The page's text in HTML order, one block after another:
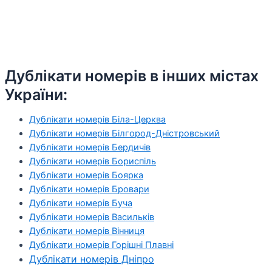
Дублікати номерів в інших містах
України:
Дублікати номерів Біла-Церква
Дублікати номерів Білгород-Дністровський
Дублікати номерів Бердичів
Дублікати номерів Бориспіль
Дублікати номерів Боярка
Дублікати номерів Бровари
Дублікати номерів Буча
Дублікати номерів Васильків
Дублікати номерів Вінниця
Дублікати номерів Горішні Плавні
Дублікати номерів Дніпро